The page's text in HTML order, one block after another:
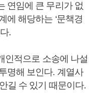
연임에 큰 무리가 없
에 해당하는 ‘문책경
.
인적으로 소송에 나설
명해 보인다. 계열사
길 수 있기 때문이다.